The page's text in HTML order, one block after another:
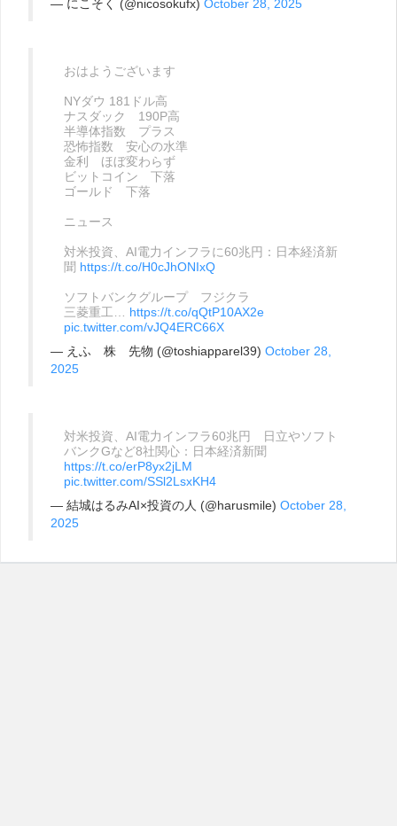
— にこそく (@nicosokufx) October 28, 2025
おはようございます
NYダウ 181ドル高
ナスダック 190P高
半導体指数 プラス
恐怖指数 安心の水準
金利 ほぼ変わらず
ビットコイン 下落
ゴールド 下落
ニュース
対米投資、AI電力インフラに60兆円：日本経済新
聞 https://t.co/H0cJhONIxQ
ソフトバンクグループ フジクラ
三菱重工… https://t.co/qQtP10AX2e
pic.twitter.com/vJQ4ERC66X
— えふ 株 先物 (@toshiapparel39) October 28,
2025
対米投資、AI電力インフラ60兆円 日立やソフト
バンクGなど8社関心：日本経済新聞
https://t.co/erP8yx2jLM
pic.twitter.com/SSl2LsxKH4
— 結城はるみAI×投資の人 (@harusmile) October 28,
2025